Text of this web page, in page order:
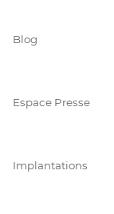
Blog
Espace Presse
Implantations